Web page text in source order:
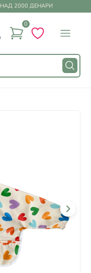
2000 ДЕНАРИ
0